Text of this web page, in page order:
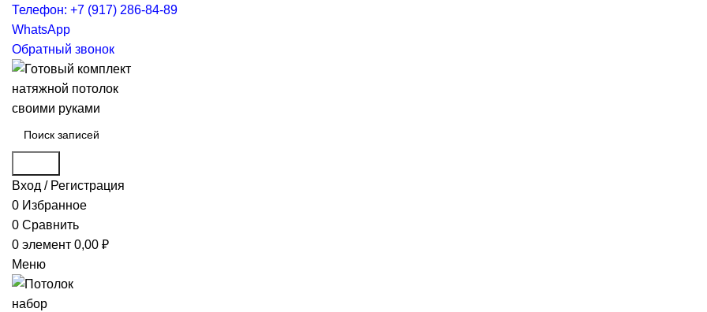
Телефон: +7 (917) 286-84-89
WhatsApp
Обратный звонок
Вход / Регистрация
0 Избранное
0 Сравнить
0 элемент 0,00 ₽
Меню